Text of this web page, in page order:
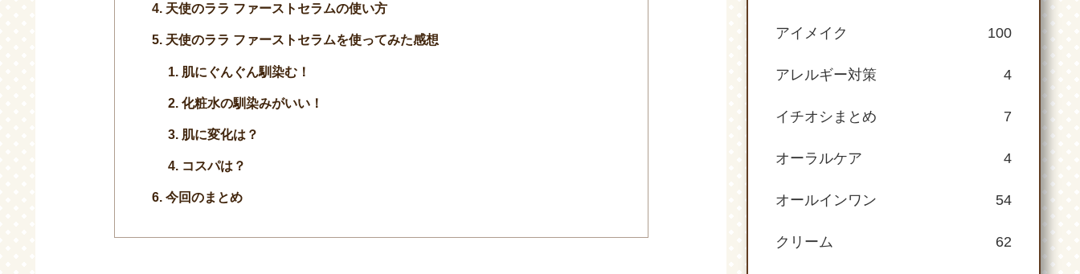
天使のララ ファーストセラムの使い方
天使のララ ファーストセラムを使ってみた感想
肌にぐんぐん馴染む！
化粧水の馴染みがいい！
肌に変化は？
コスパは？
今回のまとめ
アイメイク 100
アレルギー対策 4
イチオシまとめ 7
オーラルケア 4
オールインワン 54
クリーム 62